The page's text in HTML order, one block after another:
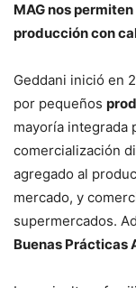
MAG nos
producción con
Geddani inició en
por pequeños
mayoría integrada
comercialización
agregado al
mercado, y
supermercados.
Buenas Prácticas